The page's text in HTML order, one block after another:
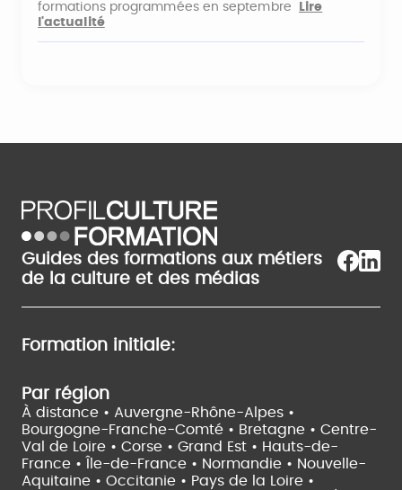
formations programmées en septembre
Lire
l'actualité
Guides des formations aux métiers
de la culture et des médias
Formation initiale:
Par région
À distance • Auvergne-Rhône-Alpes •
Bourgogne-Franche-Comté • Bretagne • Centre-
Val de Loire • Corse • Grand Est • Hauts-de-
France •
Île-de-France • Normandie • Nouvelle-
Aquitaine • Occitanie • Pays de la Loire •